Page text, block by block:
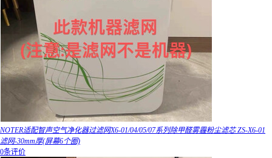
NOTER适配智声空气净化器过滤网X6-01/04/05/07系列除甲醛雾霾粉尘滤芯 ZS-X6-01
滤网-30mm厚(屏幕6个圈)
0条评价